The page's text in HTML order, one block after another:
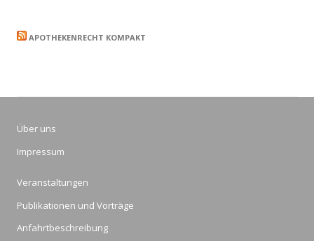
APOTHEKENRECHT KOMPAKT
Über uns
Impressum
Veranstaltungen
Publikationen und Vorträge
Anfahrtbeschreibung